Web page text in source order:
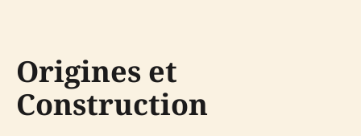
Origines et
Construction